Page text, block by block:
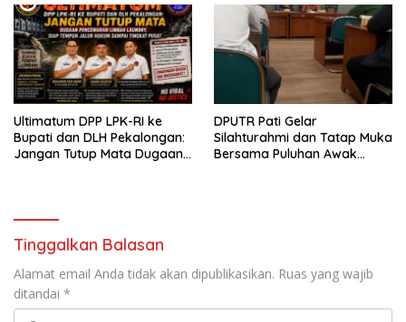
Ultimatum DPP LPK-RI ke
Bupati dan DLH Pekalongan:
Jangan Tutup Mata Dugaan
DPUTR Pati Gelar
Silahturahmi dan Tatap Muka
Bersama Puluhan Awak
Tinggalkan Balasan
Alamat email Anda tidak akan dipublikasikan. Ruas yang wajib
ditandai *